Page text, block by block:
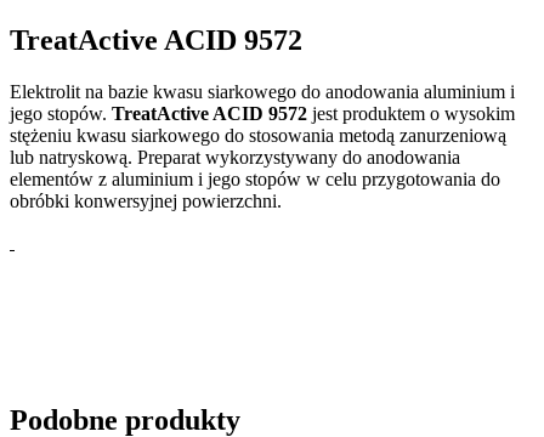
TreatActive ACID 9572
Elektrolit na bazie kwasu siarkowego do anodowania aluminium i
jego stopów. TreatActive ACID 9572 jest produktem o wysokim
stężeniu kwasu siarkowego do stosowania metodą zanurzeniową
lub natryskową. Preparat wykorzystywany do anodowania
elementów z aluminium i jego stopów w celu przygotowania do
obróbki konwersyjnej powierzchni.
Podobne produkty